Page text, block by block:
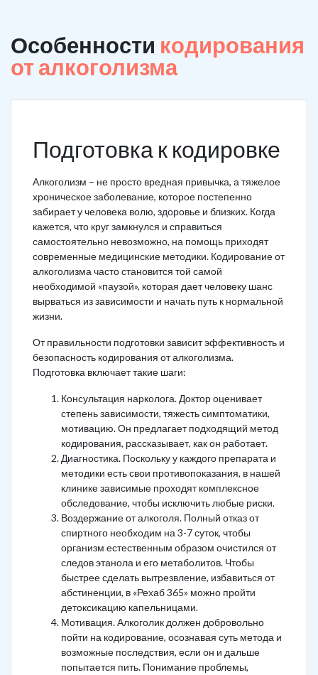
Особенности кодирования
от алкоголизма
Подготовка к кодировке
Алкоголизм – не просто вредная привычка, а тяжелое
хроническое заболевание, которое постепенно
забирает у человека волю, здоровье и близких. Когда
кажется, что круг замкнулся и справиться
самостоятельно невозможно, на помощь приходят
современные медицинские методики. Кодирование от
алкоголизма часто становится той самой
необходимой «паузой», которая дает человеку шанс
вырваться из зависимости и начать путь к нормальной
жизни.
От правильности подготовки зависит эффективность и
безопасность кодирования от алкоголизма.
Подготовка включает такие шаги:
Консультация нарколога. Доктор оценивает
степень зависимости, тяжесть симптоматики,
мотивацию. Он предлагает подходящий метод
кодирования, рассказывает, как он работает.
Диагностика. Поскольку у каждого препарата и
методики есть свои противопоказания, в нашей
клинике зависимые проходят комплексное
обследование, чтобы исключить любые риски.
Воздержание от алкоголя. Полный отказ от
спиртного необходим на 3-7 суток, чтобы
организм естественным образом очистился от
следов этанола и его метаболитов. Чтобы
быстрее сделать вытрезвление, избавиться от
абстиненции, в «Рехаб 365» можно пройти
детоксикацию капельницами.
Мотивация. Алкоголик должен добровольно
пойти на кодирование, осознавая суть метода и
возможные последствия, если он и дальше
попытается пить. Понимание проблемы,